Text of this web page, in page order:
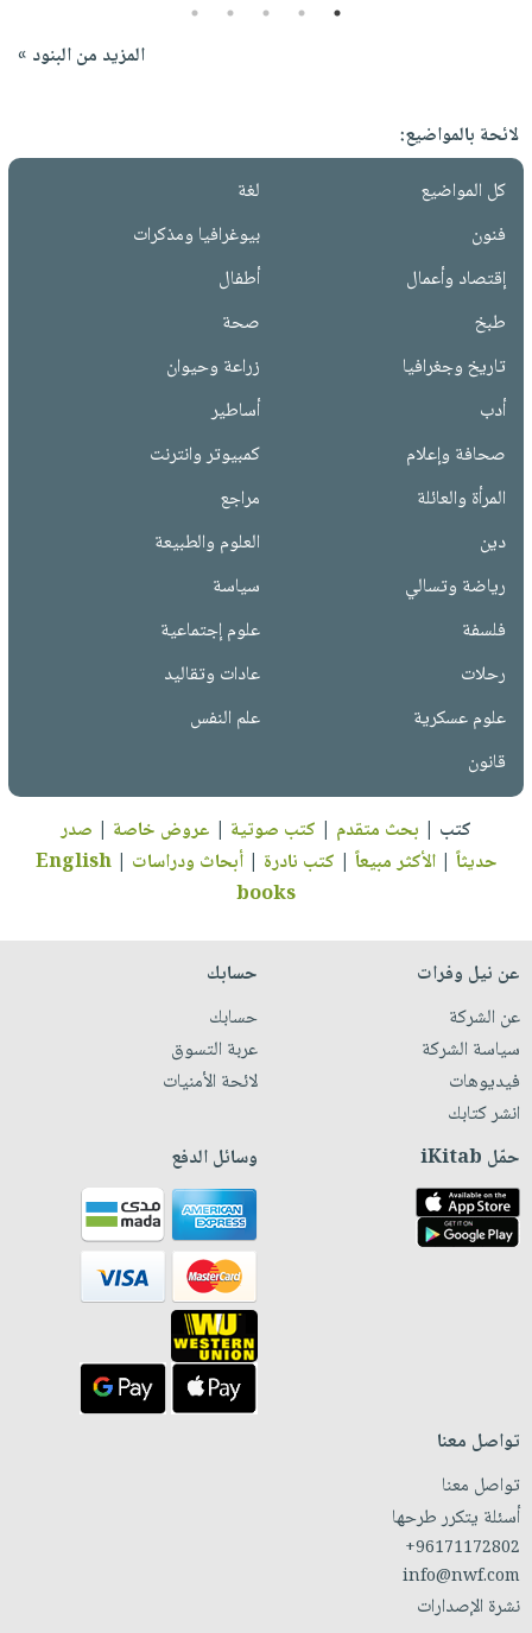
1
2
3
4
5
المزيد من البنود »
لائحة بالمواضيع:
كل المواضيع
لغة
فنون
بيوغرافيا ومذكرات
إقتصاد وأعمال
أطفال
طبخ
صحة
تاريخ وجغرافيا
زراعة وحيوان
أدب
أساطير
صحافة وإعلام
كمبيوتر وانترنت
المرأة والعائلة
مراجع
دين
العلوم والطبيعة
رياضة وتسالي
سياسة
فلسفة
علوم إجتماعية
رحلات
عادات وتقاليد
علوم عسكرية
علم النفس
قانون
كتب | بحث متقدم | كتب صوتية | عروض خاصة | صدر
حديثاً |الأكثر مبيعاً | كتب نادرة |أبحاث ودراسات |
English
books
عن نيل وفرات
عن الشركة
سياسة الشركة
فيديوهات
انشر كتابك
حسابك
حسابك
عربة التسوق
لائحة الأمنيات
حمّل iKitab وسائل الدفع
تواصل معنا
تواصل معنا
أسئلة يتكرر طرحها
+96171172802
info@nwf.com
نشرة الإصدارات